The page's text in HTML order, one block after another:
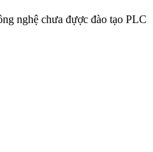
nghệ chưa đựợc đào tạo PLC